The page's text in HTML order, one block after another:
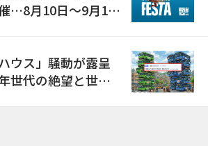
…8月10日～9月11
ウス」騒動が露呈
世代の絶望と世代